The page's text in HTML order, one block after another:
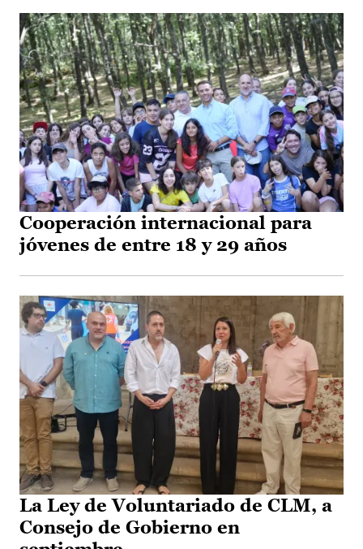
Cooperación internacional para
jóvenes de entre 18 y 29 años
La Ley de Voluntariado de CLM, a
Consejo de Gobierno en